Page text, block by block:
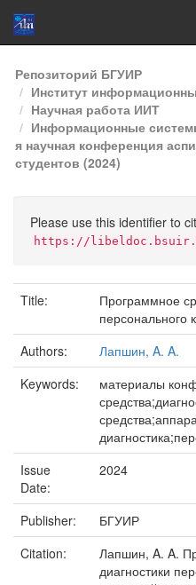
Skip
navigation
Репозиторий БГУИР
Институт
Научная работа ИИТ
Информационные
я научная конференция
студентов (2024)
Please use this identifier to
https://
Title:
Программное
персонального
Authors:
Лапшин, A. A.
Keywords:
материалы
Issue
Date:
2024
Publisher:
БГУИР
Citation:
Лапшин, A. A.
диагностики